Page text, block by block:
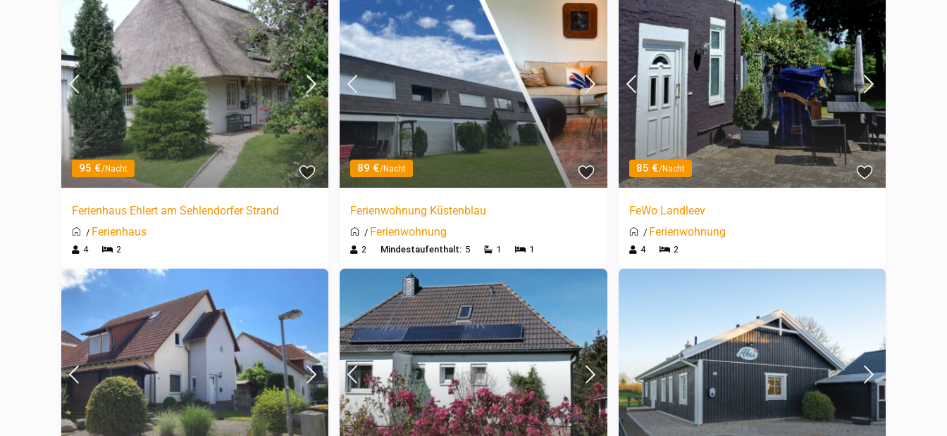
95 €/Nacht
Ferienhaus Ehlert am Sehlendorfer Strand
/ Ferienhaus
4 2
89 €/Nacht
Ferienwohnung Küstenblau
/ Ferienwohnung
2 Mindestaufenthalt: 5 1 1
85 €/Nacht
FeWo Landleev
/ Ferienwohnung
4 2